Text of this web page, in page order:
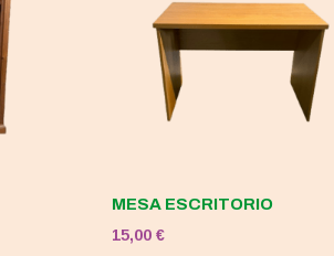
MESA ESCRITORIO
15,00 €